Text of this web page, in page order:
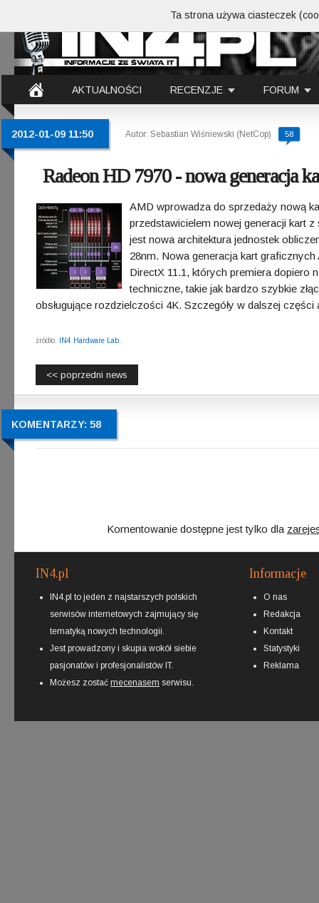
AKTUALNOŚCI RECENZJE FORUM
2012-01-09 11:50 Autor: Sebastian Wiśniewski (NetCop) 58
Radeon HD 7970 - nowa generacja
AMD wprowadza do sprzedaży nową
przedstawicielem nowej generacji kart
jest nowa architektura jednostek
28nm. Nowa generacja kart
DirectX 11.1, których premiera dopiero
techniczne, takie jak bardzo szybkie
obsługujące rozdzielczości 4K. Szczegóły w dalszej części
źródło: IN4 Hardware Lab.
<< poprzedni news
KOMENTARZY: 58
Komentowanie dostępne jest tylko dla
IN4.pl
IN4.pl to jeden z najstarszych polskich
serwisów internetowych zajmujący się
tematyką nowych technologii.
Jest prowadzony i skupia wokół siebie
pasjonatów i profesjonalistów IT.
Możesz zostać mecenasem serwisu.
Informacje
O nas
Redakcja
Kontakt
Statystyki
Reklama
Ta strona używa ciasteczek